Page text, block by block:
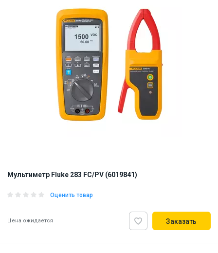
Мультиметр Fluke 283 FC/PV (6019841)
Оценить товар
Цена ожидается Заказать